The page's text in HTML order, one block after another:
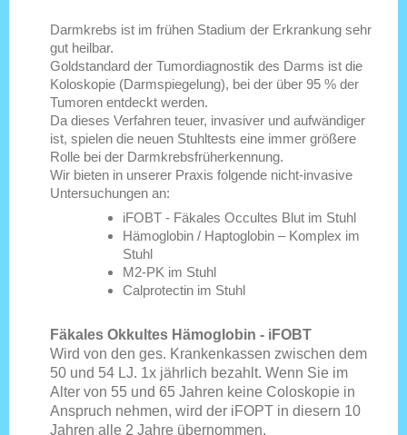
Darmkrebs ist im frühen Stadium der Erkrankung sehr
gut heilbar.
Goldstandard der Tumordiagnostik des Darms ist die
Koloskopie (Darmspiegelung), bei der über 95 % der
Tumoren entdeckt werden.
Da dieses Verfahren teuer, invasiver und aufwändiger
ist, spielen die neuen Stuhltests eine immer größere
Rolle bei der Darmkrebsfrüherkennung.
Wir bieten in unserer Praxis folgende nicht-invasive
Untersuchungen an:
iFOBT - Fäkales Occultes Blut im Stuhl
Hämoglobin / Haptoglobin – Komplex im
Stuhl
M2-PK im Stuhl
Calprotectin im Stuhl
Fäkales Okkultes Hämoglobin - iFOBT
Wird von den ges. Krankenkassen zwischen dem
50 und 54 LJ. 1x jährlich bezahlt. Wenn Sie im
Alter von 55 und 65 Jahren keine Coloskopie in
Anspruch nehmen, wird der iFOPT in diesern 10
Jahren alle 2 Jahre übernommen.